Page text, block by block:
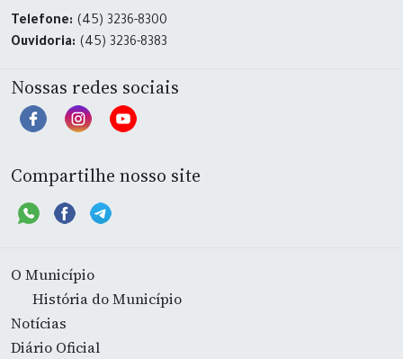
Telefone: (45) 3236-8300
Ouvidoria: (45) 3236-8383
Nossas redes sociais
Compartilhe nosso site
O Município
História do Município
Notícias
Diário Oficial